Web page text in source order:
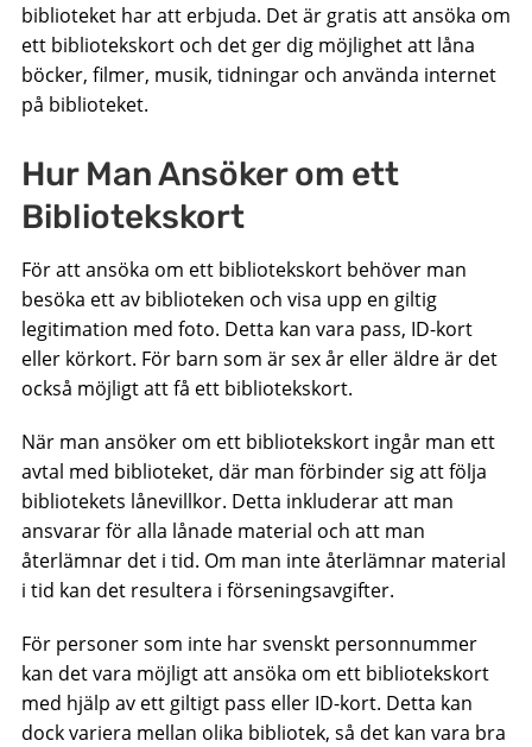
biblioteket har att erbjuda. Det är gratis att ansöka om
ett bibliotekskort och det ger dig möjlighet att låna
böcker, filmer, musik, tidningar och använda internet
på biblioteket.
Hur Man Ansöker om ett
Bibliotekskort
För att ansöka om ett bibliotekskort behöver man
besöka ett av biblioteken och visa upp en giltig
legitimation med foto. Detta kan vara pass, ID-kort
eller körkort. För barn som är sex år eller äldre är det
också möjligt att få ett bibliotekskort.
När man ansöker om ett bibliotekskort ingår man ett
avtal med biblioteket, där man förbinder sig att följa
bibliotekets lånevillkor. Detta inkluderar att man
ansvarar för alla lånade material och att man
återlämnar det i tid. Om man inte återlämnar material
i tid kan det resultera i förseningsavgifter.
För personer som inte har svenskt personnummer
kan det vara möjligt att ansöka om ett bibliotekskort
med hjälp av ett giltigt pass eller ID-kort. Detta kan
dock variera mellan olika bibliotek, så det kan vara bra